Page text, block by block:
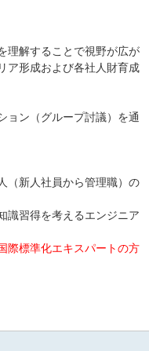
理解することで視野が広が
ア形成および各社人財育成
ン（グループ討議）を通
（新人社員から管理職）の
識習得を考えるエンジニア
際標準化エキスパートの方